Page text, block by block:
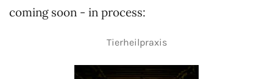
coming soon - in process:
Tierheilpraxis